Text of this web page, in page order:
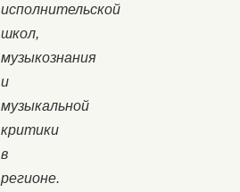
исполнительской
школ,
музыкознания
и
музыкальной
критики
в
регионе.